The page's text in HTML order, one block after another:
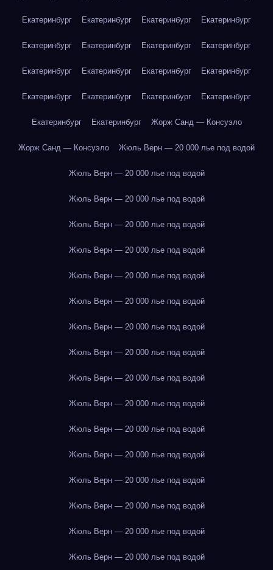
Екатеринбург Екатеринбург Екатеринбург Екатеринбург
Екатеринбург Екатеринбург Екатеринбург Екатеринбург
Екатеринбург Екатеринбург Екатеринбург Екатеринбург
Екатеринбург Екатеринбург Екатеринбург Екатеринбург
Екатеринбург Екатеринбург Жорж Санд — Консуэло
Жорж Санд — Консуэло Жюль Верн — 20 000 лье под водой
Жюль Верн — 20 000 лье под водой
Жюль Верн — 20 000 лье под водой
Жюль Верн — 20 000 лье под водой
Жюль Верн — 20 000 лье под водой
Жюль Верн — 20 000 лье под водой
Жюль Верн — 20 000 лье под водой
Жюль Верн — 20 000 лье под водой
Жюль Верн — 20 000 лье под водой
Жюль Верн — 20 000 лье под водой
Жюль Верн — 20 000 лье под водой
Жюль Верн — 20 000 лье под водой
Жюль Верн — 20 000 лье под водой
Жюль Верн — 20 000 лье под водой
Жюль Верн — 20 000 лье под водой
Жюль Верн — 20 000 лье под водой
Жюль Верн — 20 000 лье под водой